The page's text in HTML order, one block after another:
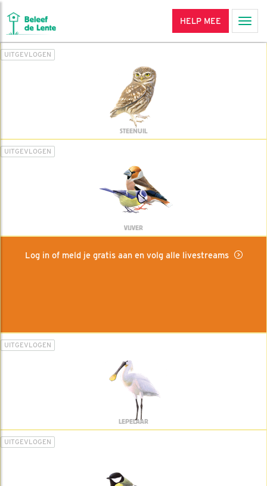
HELP MEE
UITGEVLOGEN
STEENUIL
UITGEVLOGEN
VIJVER
Log in of meld je gratis aan en volg alle livestreams
UITGEVLOGEN
LEPELAAR
UITGEVLOGEN